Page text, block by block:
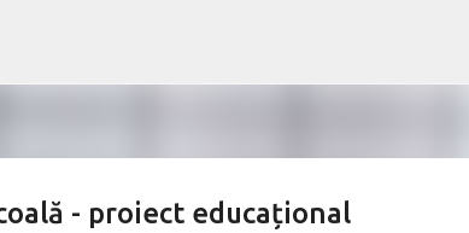
- proiect educațional